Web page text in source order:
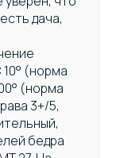
дача,
(норма
(норма
3+/5,
бедра